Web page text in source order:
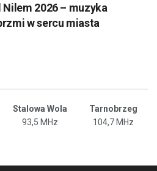
2026 – muzyka
w sercu miasta
Stalowa Wola
Tarnobrzeg
93,5 MHz 104,7 MHz